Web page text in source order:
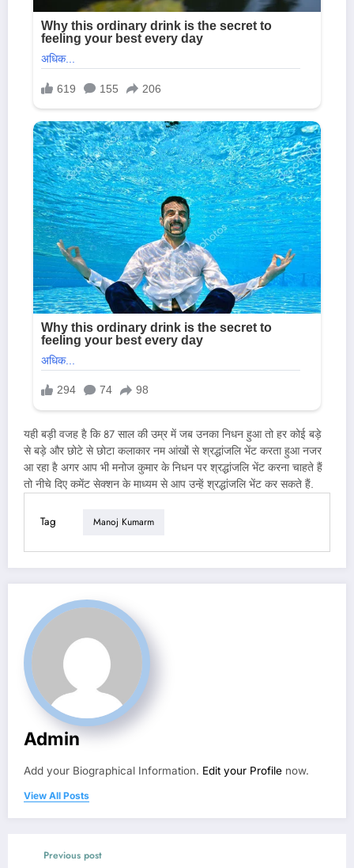
यही बड़ी वजह है कि 87 साल की उम्र में जब उनका निधन हुआ तो हर कोई बड़े
से बड़े और छोटे से छोटा कलाकार नम आंखों से श्रद्धांजलि भेंट करता हुआ नजर
आ रहा है अगर आप भी मनोज कुमार के निधन पर श्रद्धांजलि भेंट करना चाहते हैं
तो नीचे दिए कमेंट सेक्शन के माध्यम से आप उन्हें श्रद्धांजलि भेंट कर सकते हैं.
Tag Manoj Kumarm
Admin
Add your Biographical Information. Edit your Profile now.
View All Posts
Previous post